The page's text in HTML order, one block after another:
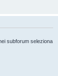
subforum seleziona